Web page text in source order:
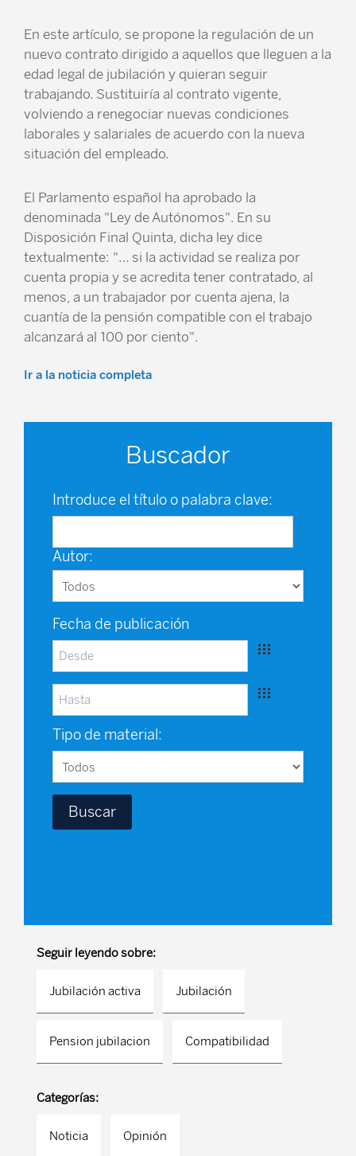
En este artículo, se propone la regulación de un
nuevo contrato dirigido a aquellos que lleguen a la
edad legal de jubilación y quieran seguir
trabajando. Sustituiría al contrato vigente,
volviendo a renegociar nuevas condiciones
laborales y salariales de acuerdo con la nueva
situación del empleado.
El Parlamento español ha aprobado la
denominada "Ley de Autónomos". En su
Disposición Final Quinta, dicha ley dice
textualmente: "… si la actividad se realiza por
cuenta propia y se acredita tener contratado, al
menos, a un trabajador por cuenta ajena, la
cuantía de la pensión compatible con el trabajo
alcanzará al 100 por ciento".
Ir a la noticia completa
Buscador
Introduce el título o palabra clave:
Autor:
Fecha de publicación
Tipo de material:
Seguir leyendo sobre:
Jubilación activa Jubilación
Pension jubilacion Compatibilidad
Categorías:
Noticia Opinión